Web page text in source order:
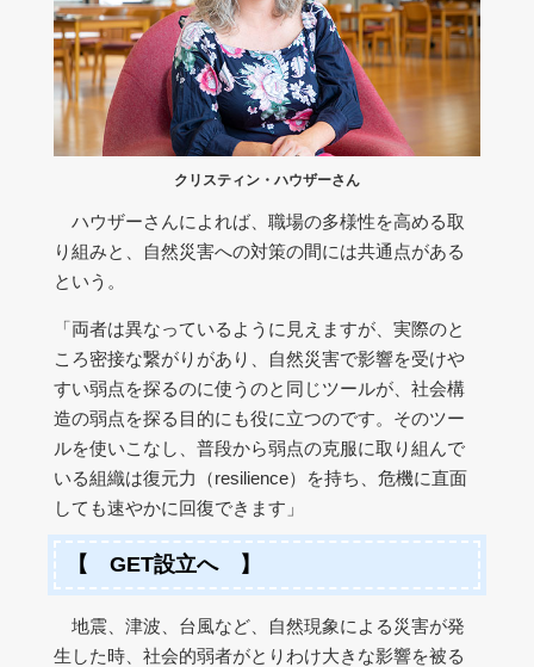
クリスティン・ハウザーさん
ハウザーさんによれば、職場の多様性を高める取
り組みと、自然災害への対策の間には共通点がある
という。
「両者は異なっているように見えますが、実際のと
ころ密接な繋がりがあり、自然災害で影響を受けや
すい弱点を探るのに使うのと同じツールが、社会構
造の弱点を探る目的にも役に立つのです。そのツー
ルを使いこなし、普段から弱点の克服に取り組んで
いる組織は復元力（resilience）を持ち、危機に直面
しても速やかに回復できます」
【 GET設立へ 】
地震、津波、台風など、自然現象による災害が発
生した時、社会的弱者がとりわけ大きな影響を被る